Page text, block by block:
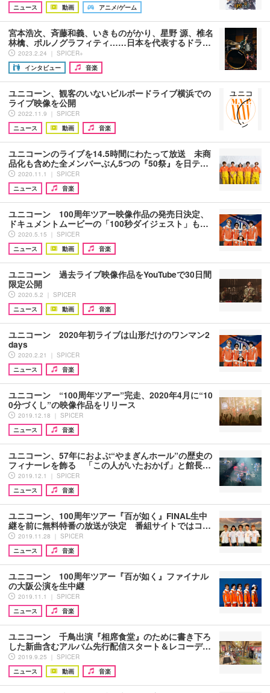
ニュース
動画 アニメ/ゲーム
宮本浩次、斉藤和義、いきものがかり、星野 源、椎名
林檎、ポルノグラフィティ……日本を代表するドラ…
2023.2.24 ｜ SPICER+
インタビュー
音楽
ユニコーン、観客のいないビルボードライブ横浜での
ライブ映像を公開
2022.11.9 ｜ SPICER
ニュース
動画 音楽
ユニコーンのライブを14.5時間にわたって放送 未商
品化も含めた全メンバーぶん5つの『50祭』を日テ…
2020.11.1 ｜ SPICER
ニュース
音楽
ユニコーン 100周年ツアー映像作品の発売日決定、
ドキュメントムービーの「100秒ダイジェスト」も…
2020.5.15 ｜ SPICER
ニュース
動画 音楽
ユニコーン 過去ライブ映像作品をYouTubeで30日間
限定公開
2020.5.2 ｜ SPICER
ニュース
動画 音楽
ユニコーン 2020年初ライブは山形だけのワンマン2
days
2020.2.21 ｜ SPICER
ニュース
音楽
ユニコーン “100周年ツアー”完走、2020年4月に“10
0分づくし”の映像作品をリリース
2019.12.18 ｜ SPICER
ニュース
音楽
ユニコーン、57年におよぶ“やまぎんホール”の歴史の
フィナーレを飾る 「この人がいたおかげ」と館長…
2019.12.1 ｜ SPICER
ニュース
音楽
ユニコーン、100周年ツアー『百が如く』FINAL生中
継を前に無料特番の放送が決定 番組サイトではコ…
2019.11.28 ｜ SPICER
ニュース
音楽
ユニコーン 100周年ツアー『百が如く』ファイナル
の大阪公演を生中継
2019.11.1 ｜ SPICER
ニュース
音楽
ユニコーン 千鳥出演『相席食堂』のために書き下ろ
した新曲含むアルバム先行配信スタート＆レコーデ…
2019.9.25 ｜ SPICER
ニュース
動画 音楽